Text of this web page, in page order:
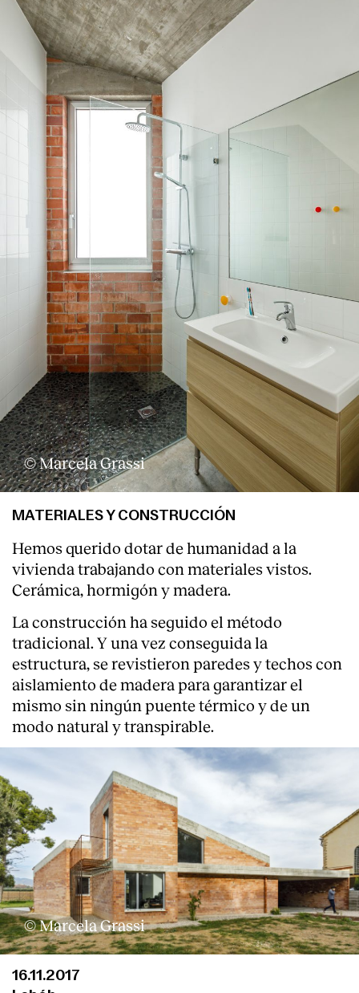
Clientes
© Marcela Grassi
MATERIALES Y CONSTRUCCIÓN
Hemos querido dotar de humanidad a la
vivienda trabajando con materiales vistos.
Cerámica, hormigón y madera.
La construcción ha seguido el método
tradicional. Y una vez conseguida la
estructura, se revistieron paredes y techos con
aislamiento de madera para garantizar el
mismo sin ningún puente térmico y de un
modo natural y transpirable.
© Marcela Grassi
16.11.2017